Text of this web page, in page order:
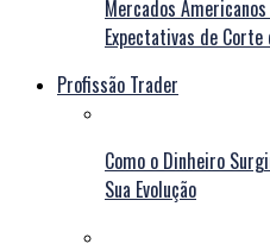
Mercados
Expectativas de Corte
Profissão Trader
Como o Dinheiro
Sua Evolução